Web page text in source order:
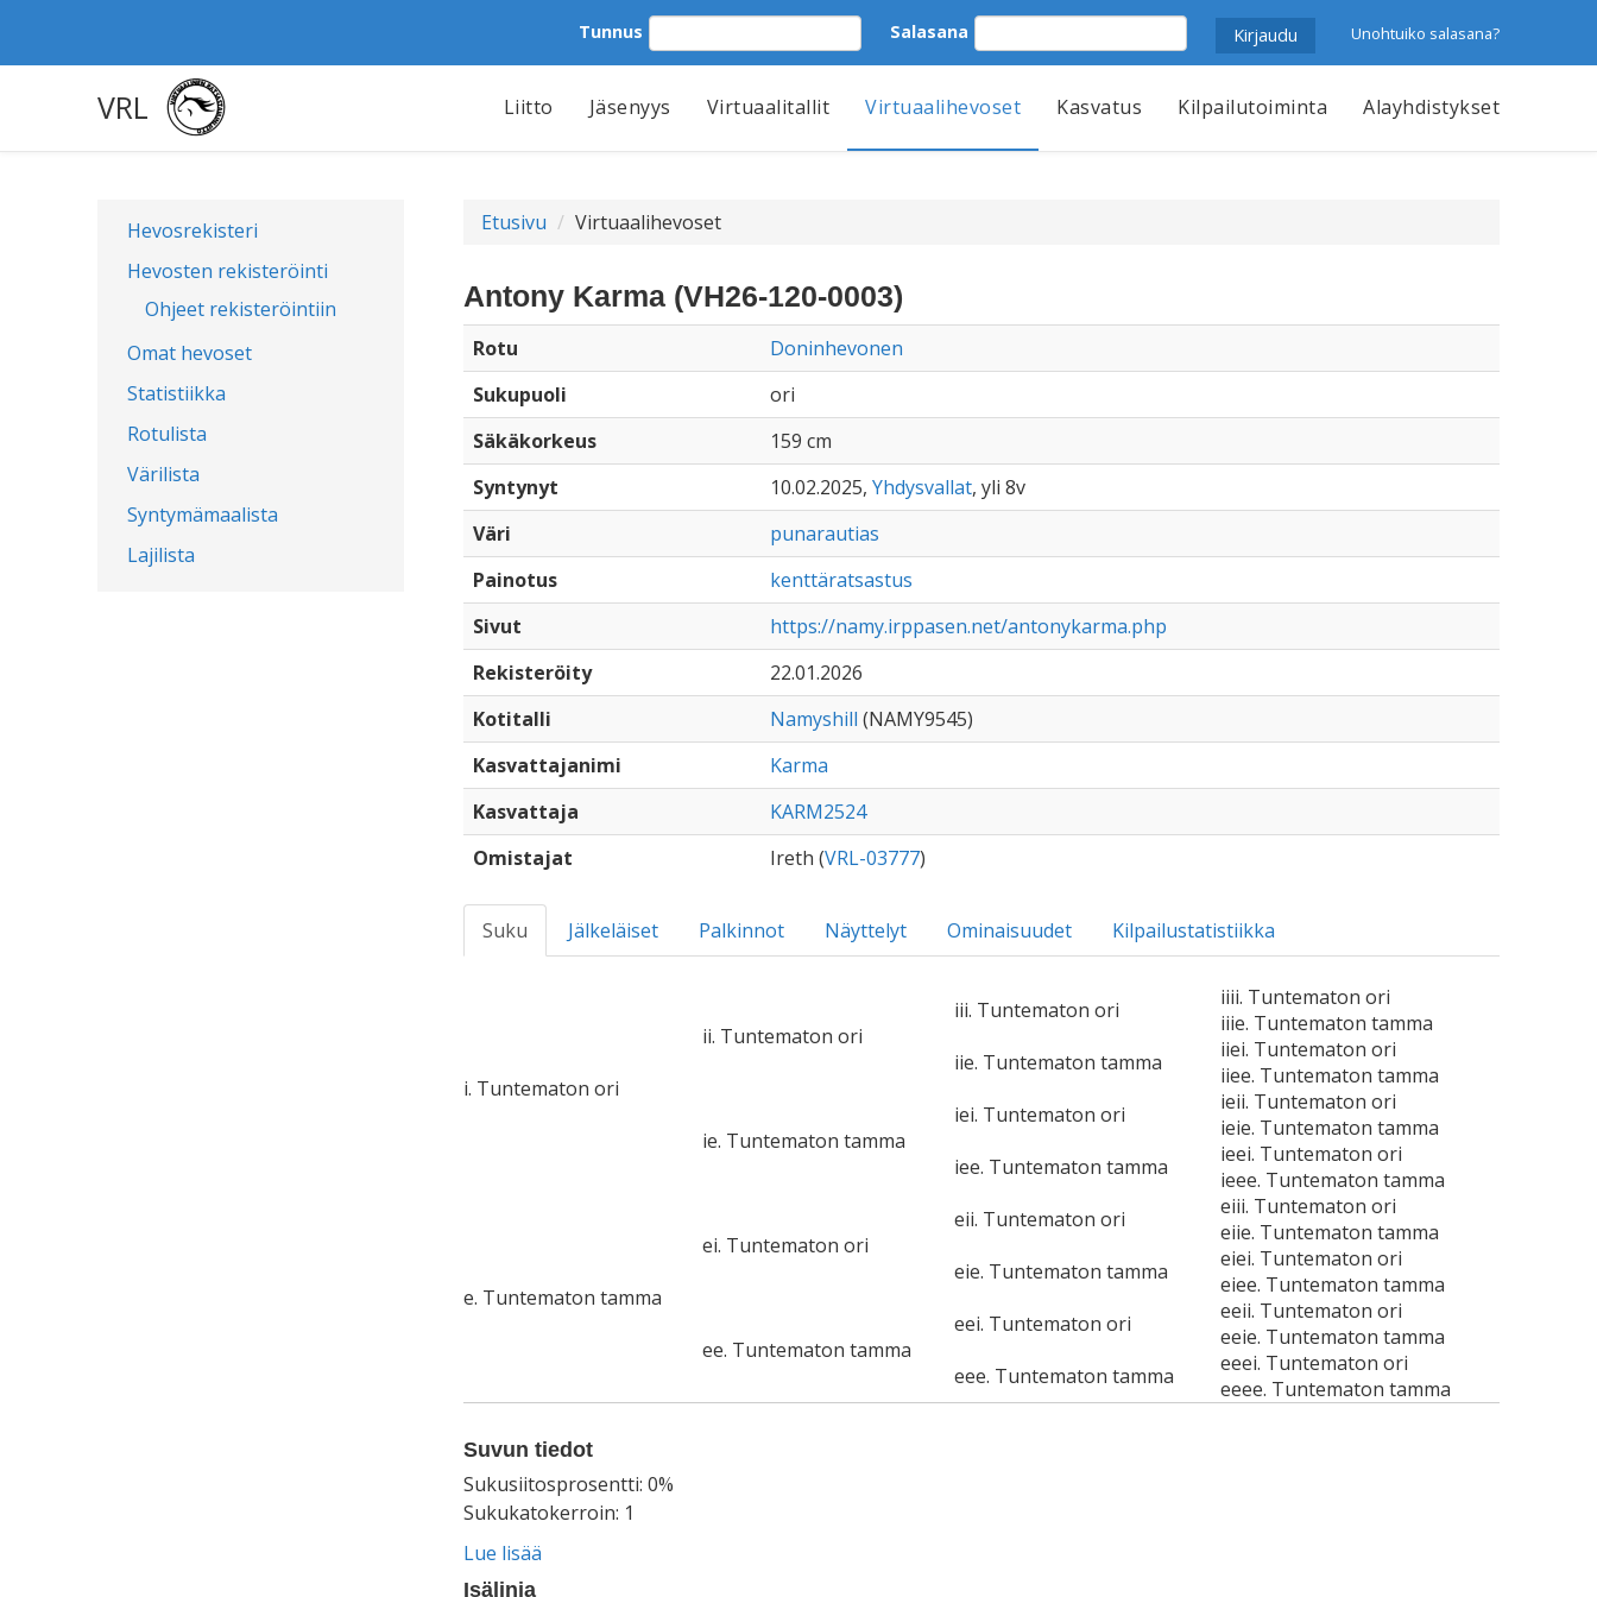
Tunnus Salasana Unohtuiko salasana?
VRL Liitto Jäsenyys Virtuaalitallit Virtuaalihevoset Kasvatus Kilpailutoiminta Alayhdistykset
Hevosrekisteri
Hevosten rekisteröinti
Ohjeet rekisteröintiin
Omat hevoset
Statistiikka
Rotulista
Värilista
Syntymämaalista
Lajilista
Etusivu Virtuaalihevoset
Antony Karma (VH26-120-0003)
Rotu
Doninhevonen
Sukupuoli
ori
Säkäkorkeus
159 cm
Syntynyt
10.02.2025, Yhdysvallat, yli 8v
Väri
punarautias
Painotus
kenttäratsastus
Sivut
https://namy.irppasen.net/antonykarma.php
Rekisteröity
22.01.2026
Kotitalli
Namyshill (NAMY9545)
Kasvattajanimi
Karma
Kasvattaja
KARM2524
Omistajat
Ireth (VRL-03777)
Suku Jälkeläiset Palkinnot Näyttelyt Ominaisuudet Kilpailustatistiikka
i. Tuntematon ori
ii. Tuntematon ori
iii. Tuntematon ori
iiii. Tuntematon ori
iiie. Tuntematon tamma
iie. Tuntematon tamma
iiei. Tuntematon ori
iiee. Tuntematon tamma
ie. Tuntematon tamma
iei. Tuntematon ori
ieii. Tuntematon ori
ieie. Tuntematon tamma
iee. Tuntematon tamma
ieei. Tuntematon ori
ieee. Tuntematon tamma
e. Tuntematon tamma
ei. Tuntematon ori
eii. Tuntematon ori
eiii. Tuntematon ori
eiie. Tuntematon tamma
eie. Tuntematon tamma
eiei. Tuntematon ori
eiee. Tuntematon tamma
ee. Tuntematon tamma
eei. Tuntematon ori
eeii. Tuntematon ori
eeie. Tuntematon tamma
eee. Tuntematon tamma
eeei. Tuntematon ori
eeee. Tuntematon tamma
Suvun tiedot
Sukusiitosprosentti: 0%
Sukukatokerroin: 1
Lue lisää
Isälinja